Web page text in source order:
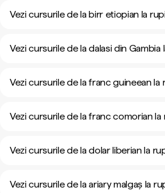
Vezi cursurile de la birr etiopian la
Vezi cursurile de la dalasi din Gambia
Vezi cursurile de la franc guineean la
Vezi cursurile de la franc comorian la
Vezi cursurile de la dolar liberian la
Vezi cursurile de la ariary malgaș la